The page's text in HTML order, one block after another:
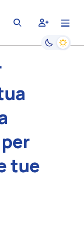
magnifying-glass user-plus bars
Passa
tue